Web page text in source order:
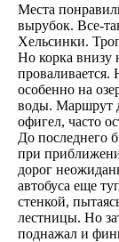
Места
вырубок. Все-
Хельсинки.
Но корка внизу
особенно на
воды. Маршрут
офигел, часто
До последнего
при
дорог
автобуса еще
стенкой,
лестницы. Но
поднажал и